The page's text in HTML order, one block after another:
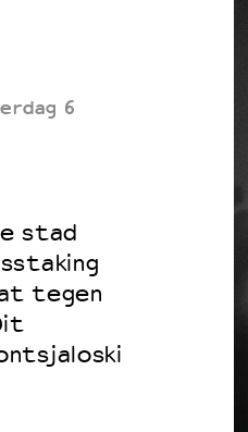
6
stad
tegen